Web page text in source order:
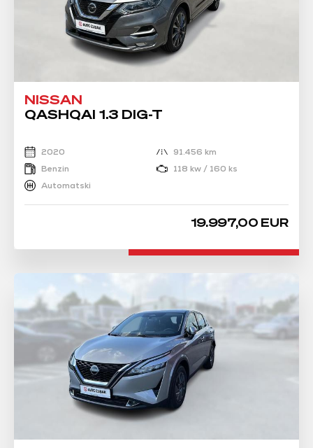
NISSAN
QASHQAI 1.3 DIG-T
2020
91.456 km
Benzin
118 kw / 160 ks
Automatski
19.997,00 EUR